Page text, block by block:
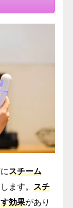
スチーム
ます。 スチ
効果があり